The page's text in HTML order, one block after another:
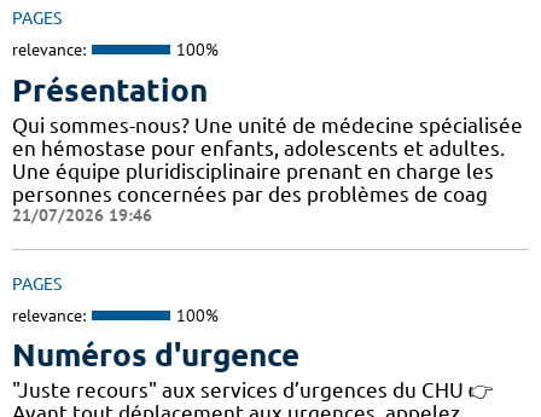
PAGES
relevance: 100%
Présentation
Qui sommes-nous? Une unité de médecine spécialisée
en hémostase pour enfants, adolescents et adultes.
Une équipe pluridisciplinaire prenant en charge les
personnes concernées par des problèmes de coag
21/07/2026 19:46
PAGES
relevance: 100%
Numéros d'urgence
"Juste recours" aux services d’urgences du CHU 👉